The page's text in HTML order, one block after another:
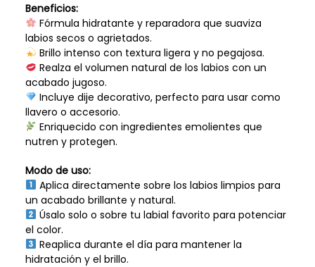
Beneficios:
Fórmula hidratante y reparadora que suaviza
labios secos o agrietados.
Brillo intenso con textura ligera y no pegajosa.
Realza el volumen natural de los labios con un
acabado jugoso.
Incluye dije decorativo, perfecto para usar como
llavero o accesorio.
Enriquecido con ingredientes emolientes que
nutren y protegen.
Modo de uso:
Aplica directamente sobre los labios limpios para
un acabado brillante y natural.
Úsalo solo o sobre tu labial favorito para potenciar
el color.
Reaplica durante el día para mantener la
hidratación y el brillo.